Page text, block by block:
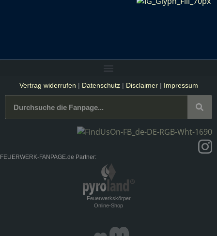
Vertrag widerrufen | Datenschutz| Disclaimer| Impressum
FEUERWERK-FANPAGE.de Partner:
Feuerwerkskörper
Online-Shop